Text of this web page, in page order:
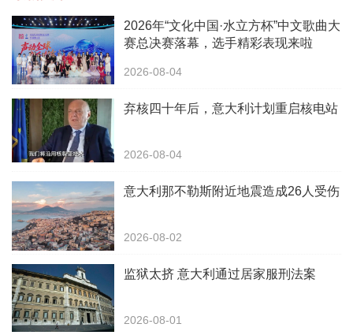
2026年“文化中国·水立方杯”中文歌曲大
赛总决赛落幕，选手精彩表现来啦
2026-08-04
弃核四十年后，意大利计划重启核电站
2026-08-04
意大利那不勒斯附近地震造成26人受伤
2026-08-02
监狱太挤 意大利通过居家服刑法案
2026-08-01